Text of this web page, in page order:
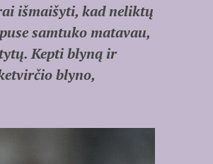
išmaišyti, kad neliktų
samtuko matavau,
Kepti blyną ir
blyno,